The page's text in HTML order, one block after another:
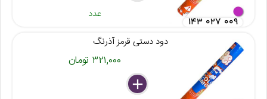
عدد
۱۴۳ ۰۲۷ ۰۰۹
دود دستی قرمز آذرنگ
۳۲۱,۰۰۰ تومان
delete
remove
add